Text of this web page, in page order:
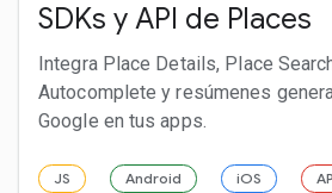
SDKs y API de Places
Integra Place Details, Place
Autocomplete y resúmenes
Google en tus apps.
JS Android iOS